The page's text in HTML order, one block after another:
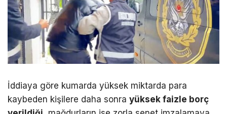
İddiaya göre kumarda yüksek miktarda para
kaybeden kişilere daha sonra yüksek faizle borç